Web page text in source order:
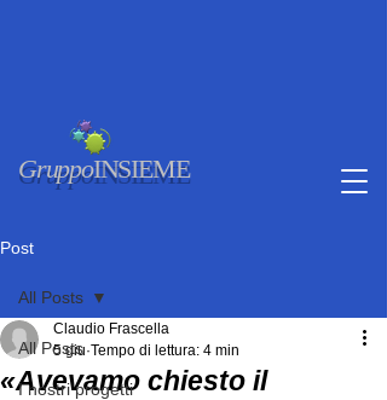
GruppoINSIEME
Post
All Posts
I nostri progetti
All Posts
«Avevamo chiesto il
Claudio Frascella
5 giu Tempo di lettura: 4 min